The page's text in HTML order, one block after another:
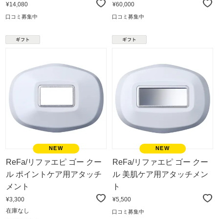
¥14,080
口コミ募集中
¥60,000
口コミ募集中
ReFa/リファエピ ゴー クー
ル ポイントケア用アタッチ
メント
¥3,300
在庫なし
ReFa/リファエピ ゴー クー
ル 美肌ケア用アタッチメン
ト
¥5,500
口コミ募集中